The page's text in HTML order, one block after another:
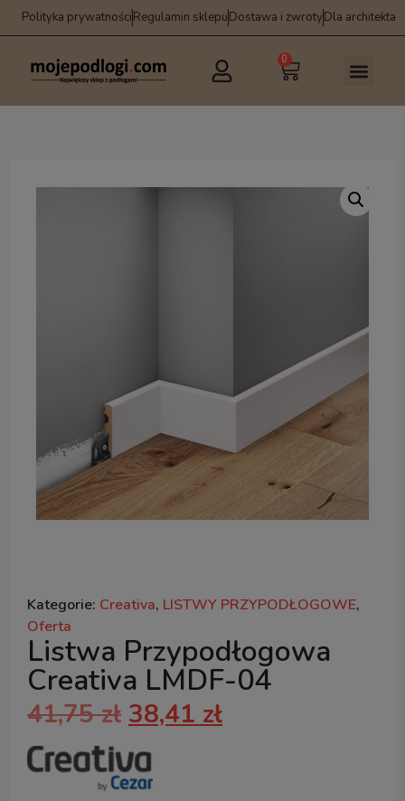
Polityka prywatnościRegulamin sklepuDostawa i zwrotyDla architekta
0
Kategorie: Creativa, LISTWY PRZYPODŁOGOWE,
Oferta
Listwa Przypodłogowa
Creativa LMDF-04
41,75zł 38,41 zł